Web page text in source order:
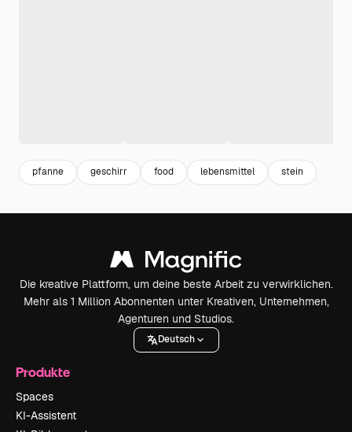
pfanne geschirr food lebensmittel stein
Die kreative Plattform, um deine beste Arbeit zu verwirklichen.
Mehr als 1 Million Abonnenten unter Kreativen, Unternehmen,
Agenturen und Studios.
Deutsch
Produkte
Spaces
KI-Assistent